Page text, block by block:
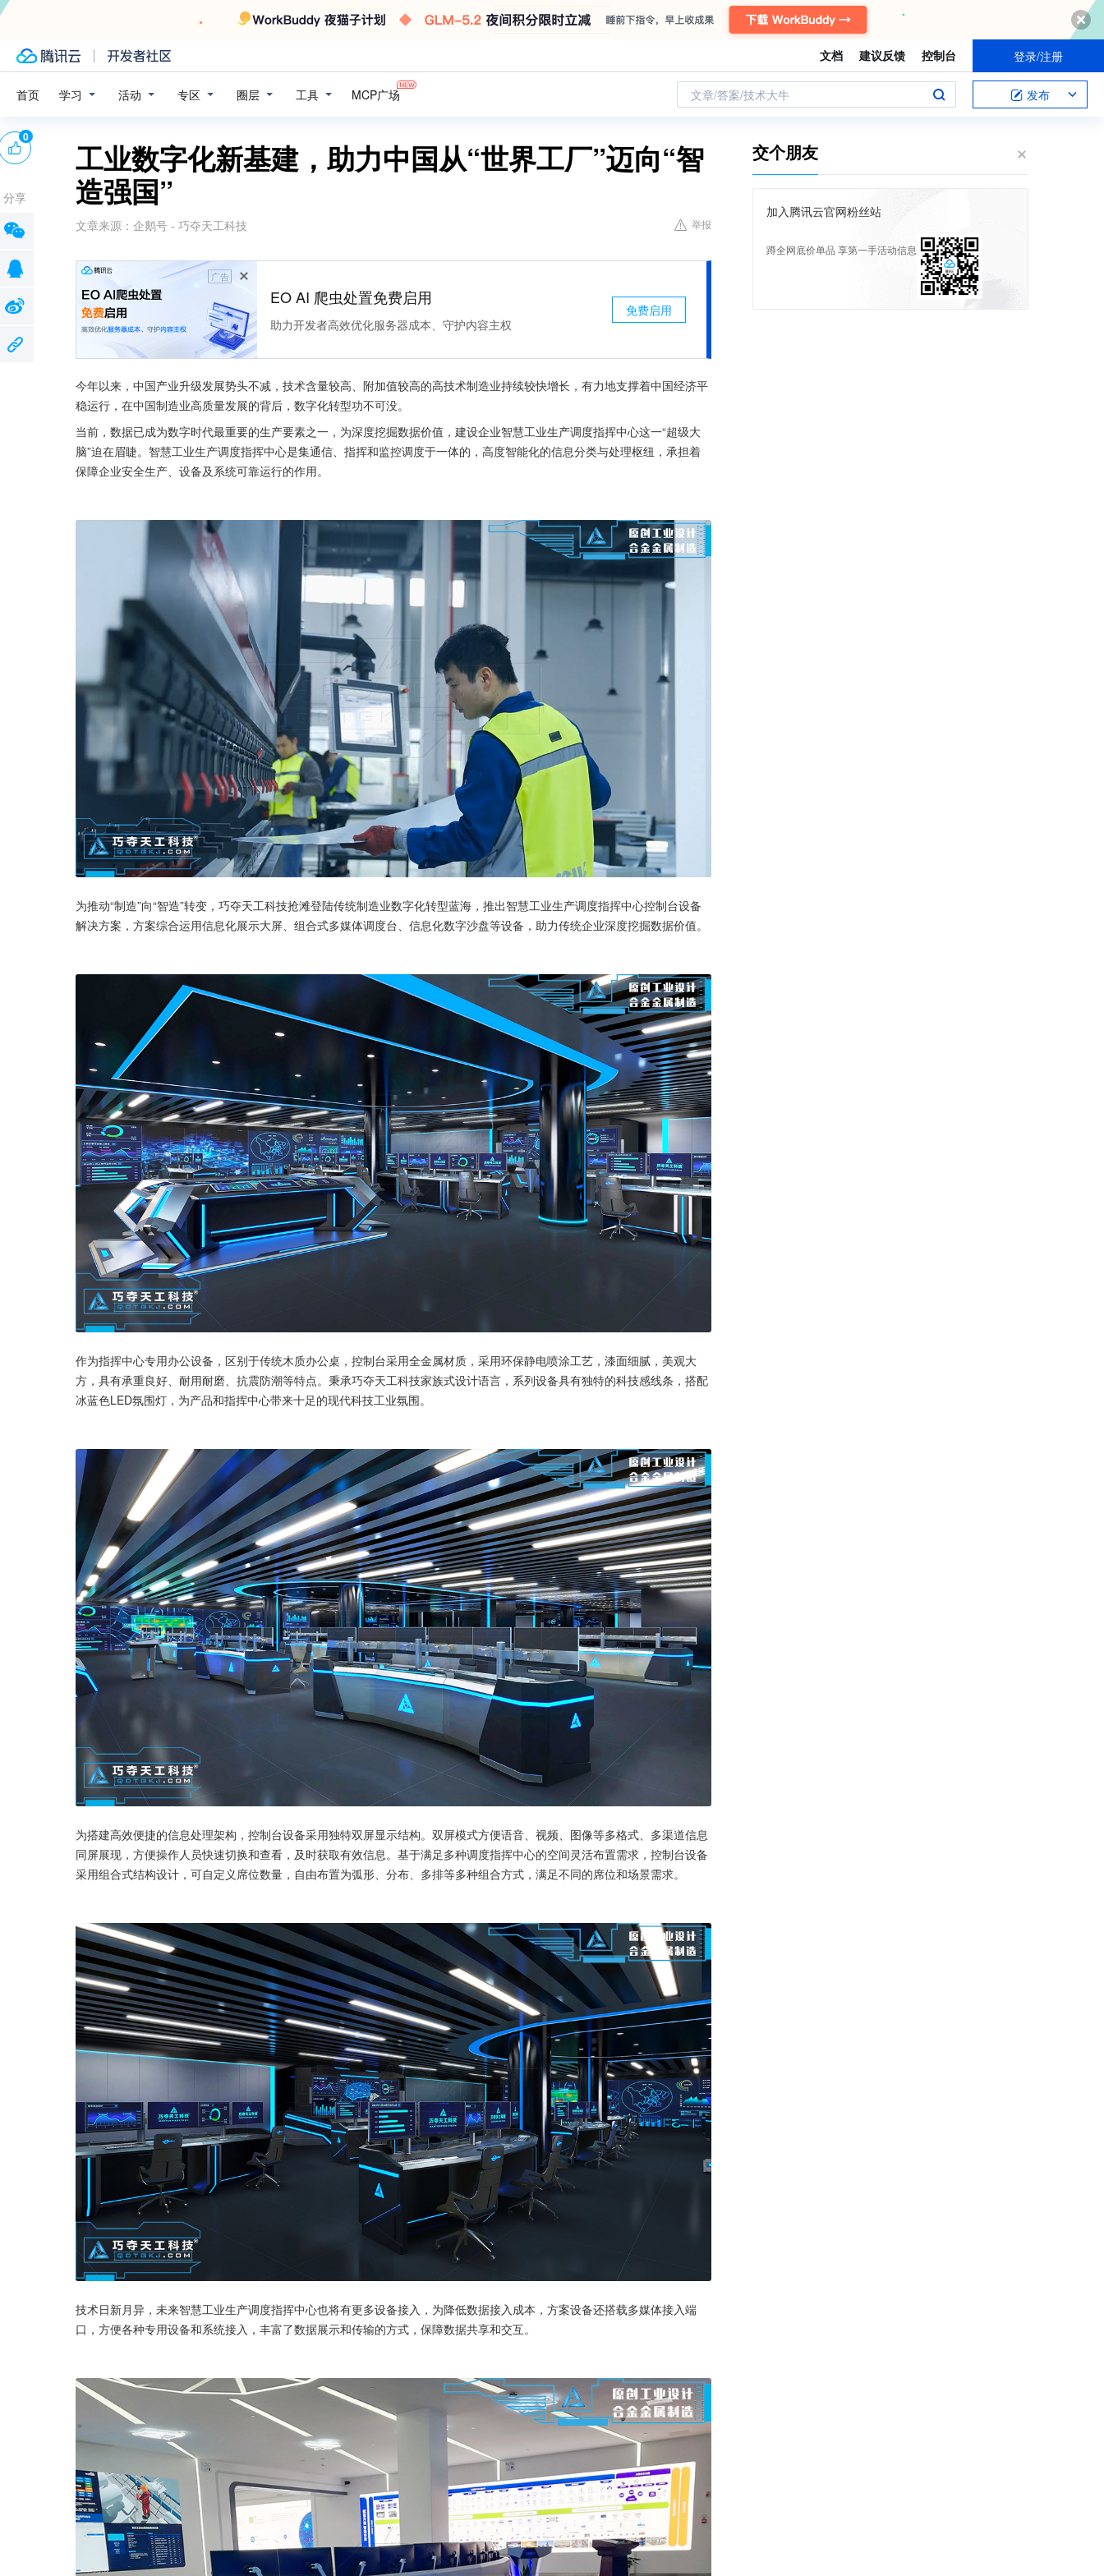
文档 建议反馈 控制台 登录/注册
首页 学习 活动 专区 圈层 工具 MCP广场 文章/答案/技术大牛 发布
工业数字化新基建，助力中国从“世界工厂”迈向“智
造强国”
文章来源： 企鹅号 - 巧夺天工科技 举报
广告
EO AI 爬虫处置免费启用
助力开发者高效优化服务器成本、守护内容主权
免费启用
今年以来，中国产业升级发展势头不减，技术含量较高、附加值较高的高技术制造业持续较快增长，有力地支撑着中国经济平
稳运行，在中国制造业高质量发展的背后，数字化转型功不可没。
当前，数据已成为数字时代最重要的生产要素之一，为深度挖掘数据价值，建设企业智慧工业生产调度指挥中心这一“超级大
脑”迫在眉睫。智慧工业生产调度指挥中心是集通信、指挥和监控调度于一体的，高度智能化的信息分类与处理枢纽，承担着
保障企业安全生产、设备及系统可靠运行的作用。
为推动“制造”向“智造”转变，巧夺天工科技抢滩登陆传统制造业数字化转型蓝海，推出智慧工业生产调度指挥中心控制台设备
解决方案，方案综合运用信息化展示大屏、组合式多媒体调度台、信息化数字沙盘等设备，助力传统企业深度挖掘数据价值。
作为指挥中心专用办公设备，区别于传统木质办公桌，控制台采用全金属材质，采用环保静电喷涂工艺，漆面细腻，美观大
方，具有承重良好、耐用耐磨、抗震防潮等特点。秉承巧夺天工科技家族式设计语言，系列设备具有独特的科技感线条，搭配
冰蓝色LED氛围灯，为产品和指挥中心带来十足的现代科技工业氛围。
为搭建高效便捷的信息处理架构，控制台设备采用独特双屏显示结构。双屏模式方便语音、视频、图像等多格式、多渠道信息
同屏展现，方便操作人员快速切换和查看，及时获取有效信息。基于满足多种调度指挥中心的空间灵活布置需求，控制台设备
采用组合式结构设计，可自定义席位数量，自由布置为弧形、分布、多排等多种组合方式，满足不同的席位和场景需求。
技术日新月异，未来智慧工业生产调度指挥中心也将有更多设备接入，为降低数据接入成本，方案设备还搭载多媒体接入端
口，方便各种专用设备和系统接入，丰富了数据展示和传输的方式，保障数据共享和交互。
0
分享
交个朋友
加入腾讯云官网粉丝站
蹲全网底价单品 享第一手活动信息